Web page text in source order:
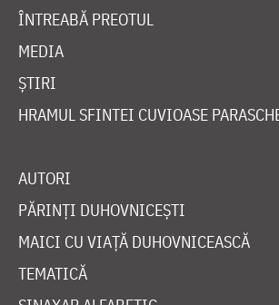
ÎNTREABĂ PREOTUL
MEDIA
ȘTIRI
HRAMUL SFINTEI CUVIOASE
AUTORI
PĂRINȚI DUHOVNICEȘTI
MAICI CU VIAȚĂ DUHOVNICEASCĂ
TEMATICĂ